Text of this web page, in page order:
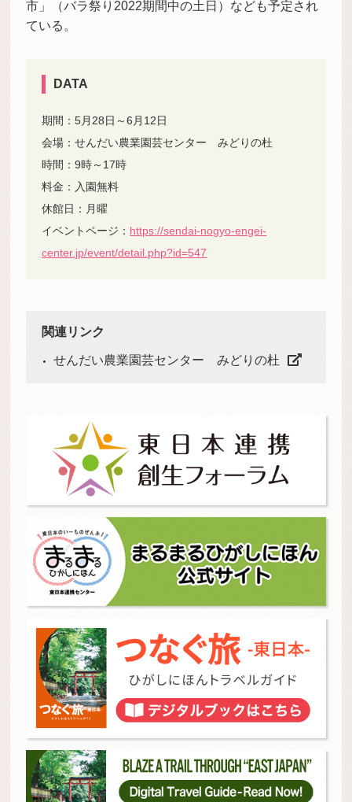
市」（バラ祭り2022期間中の土日）なども予定され
ている。
DATA
期間：5月28日～6月12日
会場：せんだい農業園芸センター みどりの杜
時間：9時～17時
料金：入園無料
休館日：月曜
イベントページ： https://sendai-nogyo-engei-
center.jp/event/detail.php?id=547
関連リンク
せんだい農業園芸センター みどりの杜